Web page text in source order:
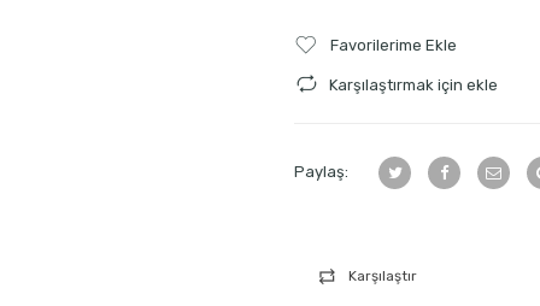
Favorilerime Ekle
Karşılaştırmak için ekle
Paylaş:
Karşılaştır